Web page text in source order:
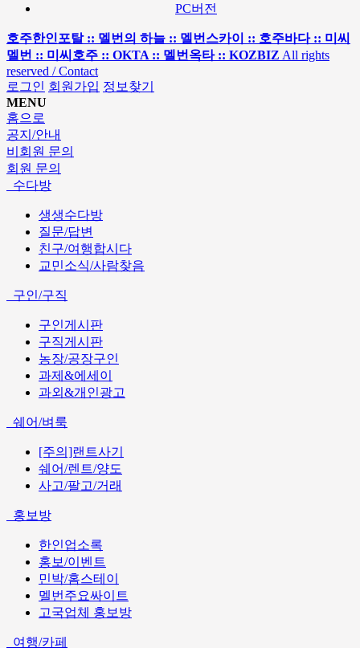
PC버전
호주한인포탈 :: 멜번의 하늘 :: 멜번스카이 :: 호주바다 :: 미씨
멜번 :: 미씨호주 :: OKTA :: 멜번옥타 :: KOZBIZ All rights
reserved / Contact
로그인 회원가입 정보찾기
MENU
홈으로
공지/안내
비회원 문의
회원 문의
수다방
생생수다방
질문/답변
친구/여행합시다
교민소식/사람찾음
구인/구직
구인게시판
구직게시판
농장/공장구인
과제&에세이
과외&개인광고
쉐어/벼룩
[주의]랜트사기
쉐어/렌트/양도
사고/팔고/거래
홍보방
한인업소록
홍보/이벤트
민박/홈스테이
멜번주요싸이트
고국업체 홍보방
여행/카페